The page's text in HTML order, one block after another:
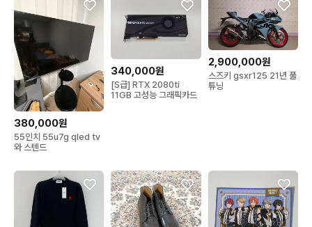
380,000원
55인치 55u7g qled tv
와 스텐드
340,000원
[S급] RTX 2080ti
11GB 고성능 그래픽카드
2,900,000원
스즈키 gsxr125 21년 풀
튜닝